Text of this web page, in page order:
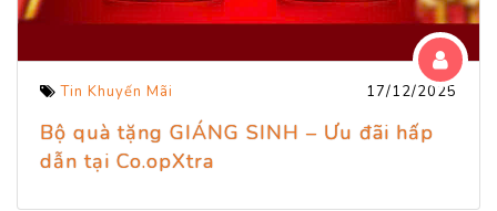
Tin Khuyến Mãi 17/12/2025
Bộ quà tặng GIÁNG SINH – Ưu đãi hấp
dẫn tại Co.opXtra